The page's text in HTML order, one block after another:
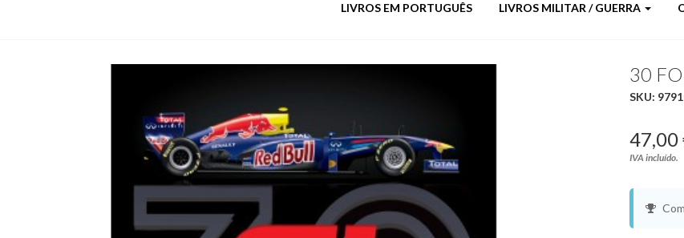
LIVROS EM PORTUGUÊS LIVROS MILITAR / GUERRA
30
SKU:
47,00
IVA incluído.